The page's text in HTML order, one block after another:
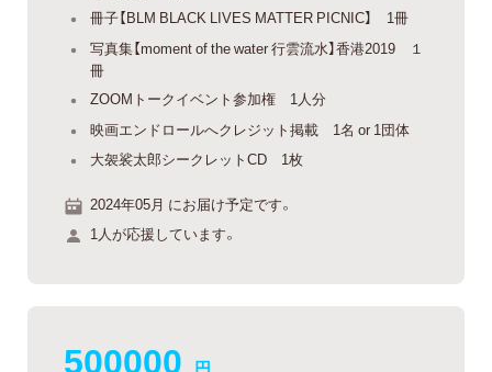
冊子【BLM BLACK LIVES MATTER PICNIC】 1冊
写真集【moment of the water 行雲流水】香港2019 １
冊
ZOOMトークイベント参加権 1人分
映画エンドロールへクレジット掲載 1名 or 1団体
大袈裟太郎シークレットCD 1枚
2024年05月 にお届け予定です。
1人が応援しています。
500000